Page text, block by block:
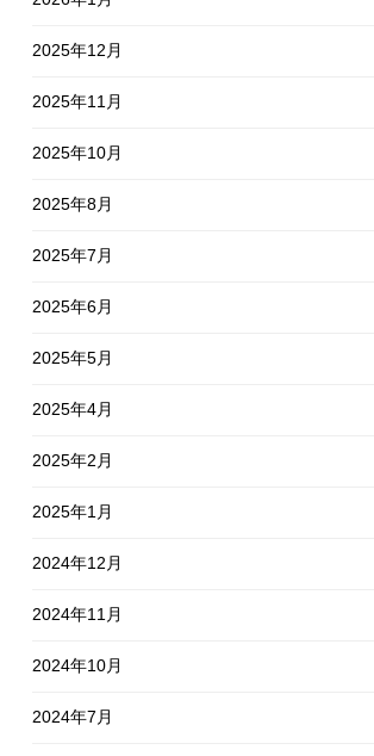
2025年12月
2025年11月
2025年10月
2025年8月
2025年7月
2025年6月
2025年5月
2025年4月
2025年2月
2025年1月
2024年12月
2024年11月
2024年10月
2024年7月